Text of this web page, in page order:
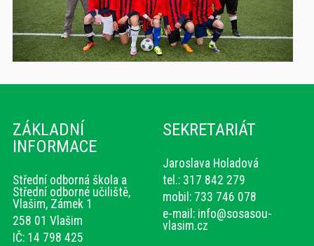
ZÁKLADNÍ
INFORMACE
Střední odborná škola a
Střední odborné učiliště,
Vlašim, Zámek 1
258 01 Vlašim
IČ: 14 798 425
SEKRETARIÁT
Jaroslava Holadová
tel.: 317 842 279
mobil: 733 746 078
e-mail: info@sosasou-
vlasim.cz